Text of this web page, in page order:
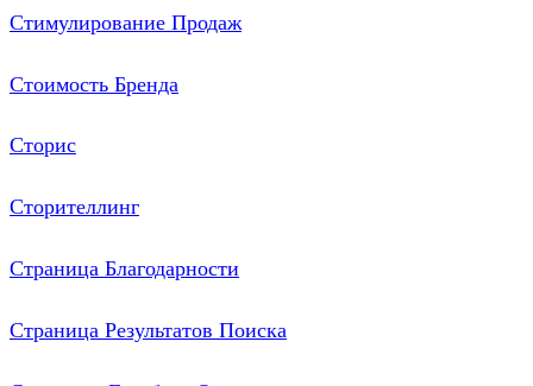
Стимулирование Продаж
Стоимость Бренда
Сторис
Сторителлинг
Страница Благодарности
Страница Результатов Поиска